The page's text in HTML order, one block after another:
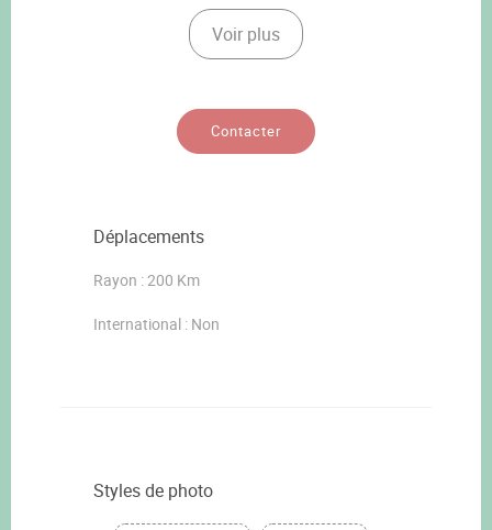
Voir plus
Contacter
Déplacements
Rayon : 200 Km
International : Non
Styles de photo